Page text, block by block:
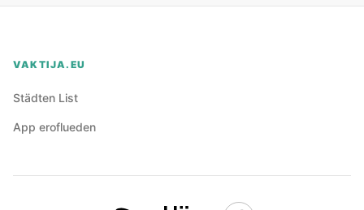
VAKTIJA.EU
Städten List
App eroflueden